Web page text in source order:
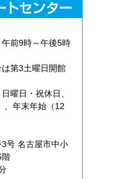
前9時～午後5時
第3土曜日開館
曜日・祝休日、
、年末年始（12
号 名古屋市中小
階